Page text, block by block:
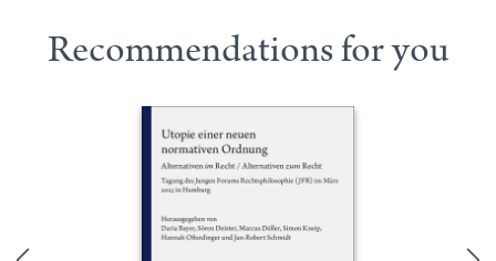
Recommendations for you